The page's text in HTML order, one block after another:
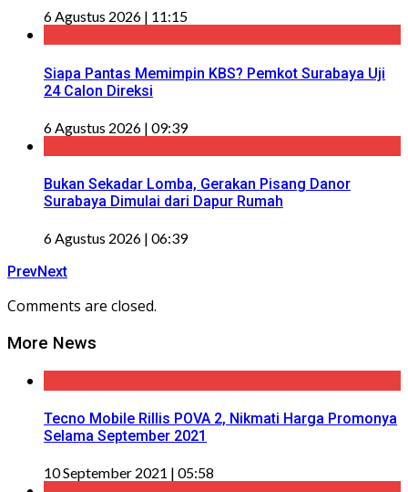
6 Agustus 2026 | 11:15
Siapa Pantas Memimpin KBS? Pemkot Surabaya Uji
24 Calon Direksi
6 Agustus 2026 | 09:39
Bukan Sekadar Lomba, Gerakan Pisang Danor
Surabaya Dimulai dari Dapur Rumah
6 Agustus 2026 | 06:39
PrevNext
Comments are closed.
More News
Tecno Mobile Rillis POVA 2, Nikmati Harga Promonya
Selama September 2021
10 September 2021 | 05:58